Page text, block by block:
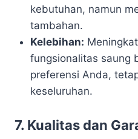
kebutuhan, namun
tambahan.
Kelebihan:
fungsionalitas saung
preferensi Anda,
keseluruhan.
7. Kualitas dan